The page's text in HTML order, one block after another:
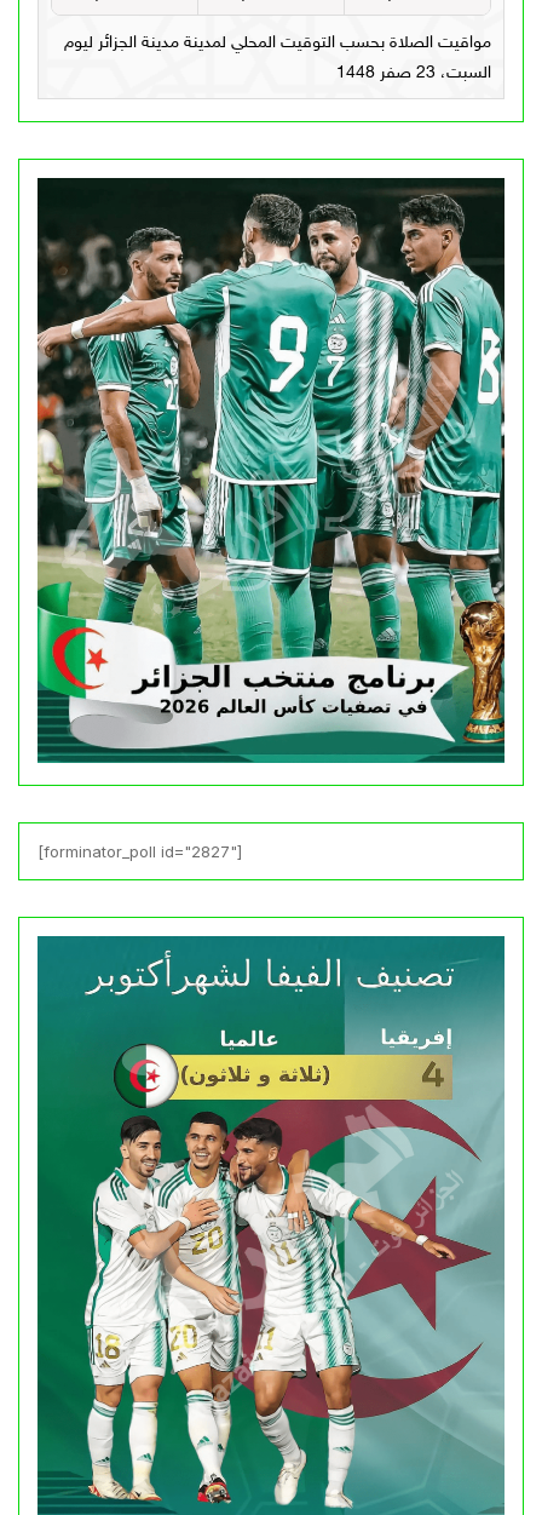
[forminator_poll id="2827"]